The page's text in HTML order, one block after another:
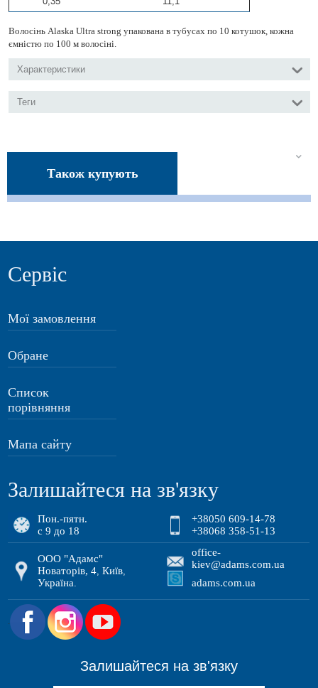
Волосінь Alaska Ultra strong упакована в тубусах по 10 котушок, кожна
ємністю по 100 м волосіні.
Характеристики
Теги
Також купують
Сервіс
Мої замовлення
Обране
Список
порівняння
Мапа сайту
Залишайтеся на зв'язку
Пон.-пятн.
с 9 до 18
+38050 609-14-78
+38068 358-51-13
ООО "Адамс"
Новаторів, 4 ,Київ
Україна
office-
kiev@adams.com.ua
adams.com.ua
.
Залишайтеся на зв'язку